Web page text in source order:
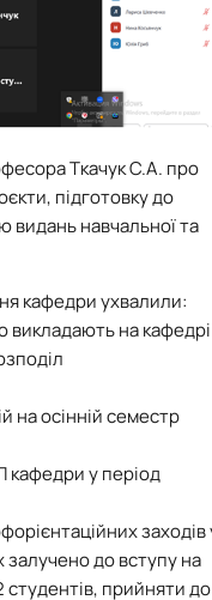
Ткачук С.А. про
підготовку до
видань навчальної та
кафедри ухвалили:
викладають на
на осінній семестр
кафедри у період
заходів
залучено до вступу на
прийняти до